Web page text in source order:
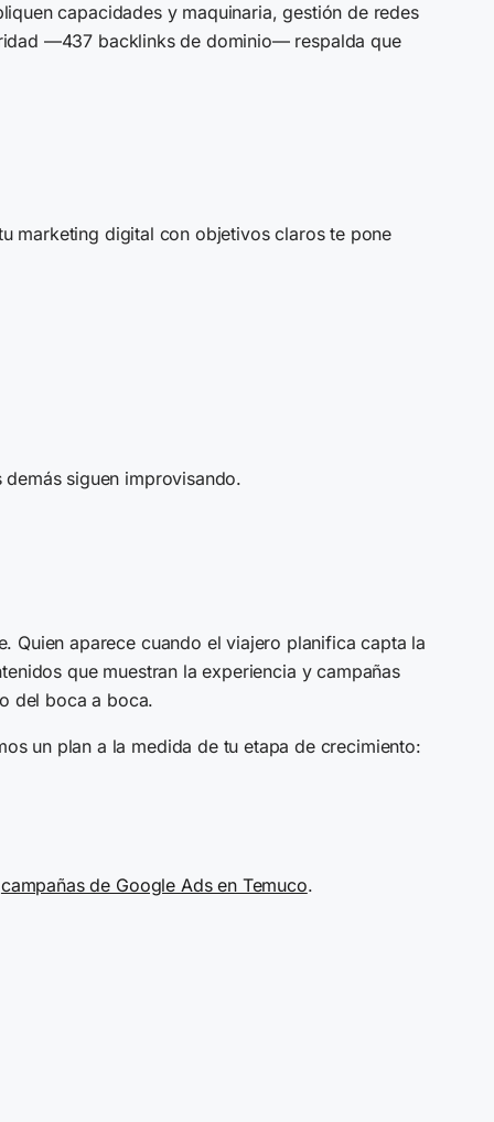
capacidades y maquinaria, gestión de redes
—437 backlinks de dominio— respalda que
marketing digital con objetivos claros te pone
siguen improvisando.
Quien aparece cuando el viajero planifica capta la
que muestran la experiencia y campañas
del boca a boca.
un plan a la medida de tu etapa de crecimiento:
campañas de Google Ads en Temuco.